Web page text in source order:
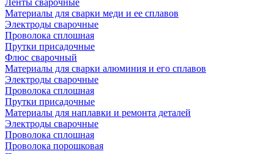
Ленты сварочные
Материалы для сварки меди и ее сплавов
Электроды сварочные
Проволока сплошная
Прутки присадочные
Флюс сварочный
Материалы для сварки алюминия и его сплавов
Электроды сварочные
Проволока сплошная
Прутки присадочные
Материалы для наплавки и ремонта деталей
Электроды сварочные
Проволока сплошная
Проволока порошковая